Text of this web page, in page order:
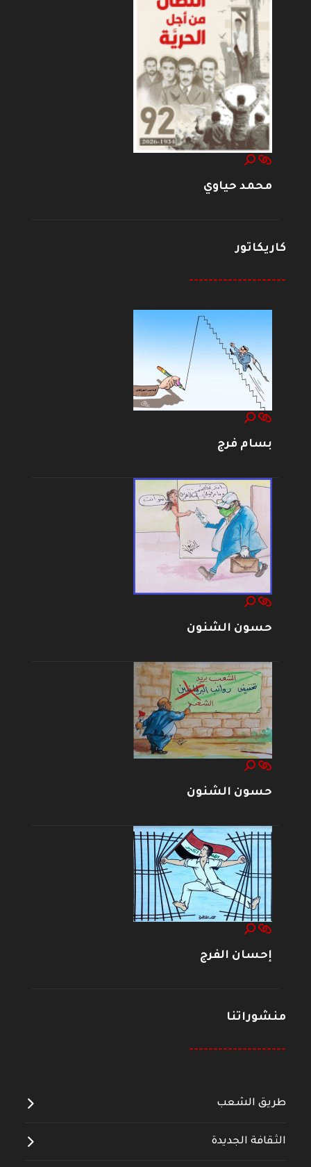
محمد حياوي
كاريكاتور
--------------------
بسام فرج
حسون الشنون
حسون الشنون
إحسان الفرج
منشوراتنا
--------------------
طريق الشعب
الثقافة الجديدة